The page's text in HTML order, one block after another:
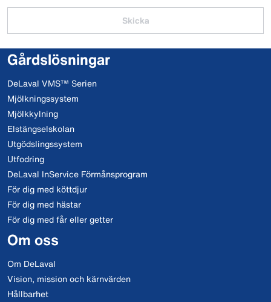
Skicka
Gårdslösningar
DeLaval VMS™ Serien
Mjölkningssystem
Mjölkkylning
Elstängselskolan
Utgödslingssystem
Utfodring
DeLaval InService Förmånsprogram
För dig med köttdjur
För dig med hästar
För dig med får eller getter
Om oss
Om DeLaval
Vision, mission och kärnvärden
Hållbarhet